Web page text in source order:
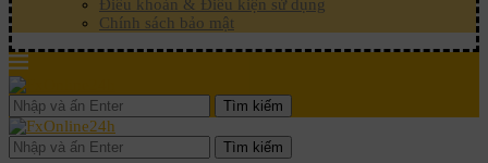
Điều khoản & Điều kiện sử dụng
Chính sách bảo mật
Tìm kiếm
Tìm kiếm